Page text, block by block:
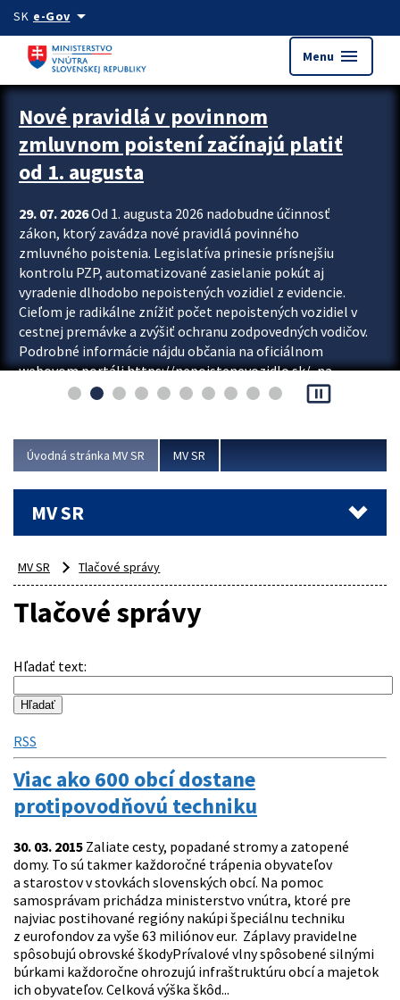
Preskocit na hlavný obsah
SK e-Govarrow_drop_down
Menu menu
Zastavit automatický posun upútavok
Nové pravidlá v povinnom
zmluvnom poistení začínajú platiť
od 1. augusta
29. 07. 2026Od 1. augusta 2026 nadobudne účinnosť
zákon, ktorý zavádza nové pravidlá povinného
zmluvného poistenia. Legislatíva prinesie prísnejšiu
kontrolu PZP, automatizované zasielanie pokút aj
vyradenie dlhodobo nepoistených vozidiel z evidencie.
Cieľom je radikálne znížiť počet nepoistených vozidiel v
cestnej premávke a zvýšiť ochranu zodpovedných vodičov.
Podrobné informácie nájdu občania na oficiálnom
webovom portáli https://nepoistenevozidlo.sk/, na
ktorom od augusta pribudne aj možnosť overiť si...
pause_presentation
Úvodná stránka MV SR MV SR
MV SR
MV SR Tlačové správy
Tlačové správy
Hľadať text:
RSS
Viac ako 600 obcí dostane
protipovodňovú techniku
30. 03. 2015 Zaliate cesty, popadané stromy a zatopené
domy. To sú takmer každoročné trápenia obyvateľov
a starostov v stovkách slovenských obcí. Na pomoc
samosprávam prichádza ministerstvo vnútra, ktoré pre
najviac postihované regióny nakúpi špeciálnu techniku
z eurofondov za vyše 63 miliónov eur. Záplavy pravidelne
spôsobujú obrovské škodyPrívalové vlny spôsobené silnými
búrkami každoročne ohrozujú infraštruktúru obcí a majetok
ich obyvateľov. Celková výška škôd...